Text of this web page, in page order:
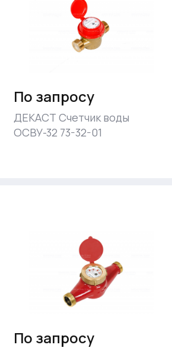
По запросу
ДЕКАСТ Счетчик воды
ОСВУ-32 73-32-01
По запросу